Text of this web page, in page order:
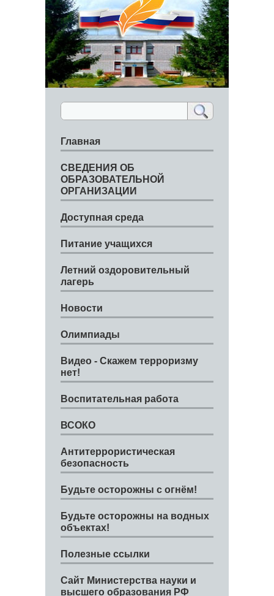
Главная
СВЕДЕНИЯ ОБ
ОБРАЗОВАТЕЛЬНОЙ
ОРГАНИЗАЦИИ
Доступная среда
Питание учащихся
Летний оздоровительный
лагерь
Новости
Олимпиады
Видео - Скажем терроризму
нет!
Воспитательная работа
ВСОКО
Антитеррористическая
безопасность
Будьте осторожны с огнём!
Будьте осторожны на водных
объектах!
Полезные ссылки
Сайт Министерства науки и
высшего образования РФ